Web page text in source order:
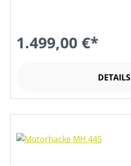
1.499,00 €*
DETAILS